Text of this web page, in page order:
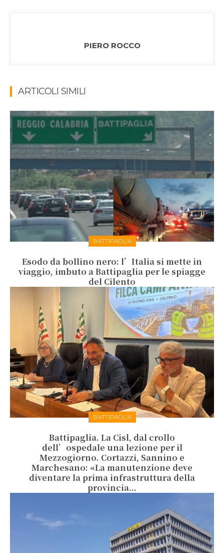
PIERO ROCCO
ARTICOLI SIMILI
BATTIPAGLIA
Esodo da bollino nero: l’Italia si mette in
viaggio, imbuto a Battipaglia per le spiagge
del Cilento
BATTIPAGLIA
Battipaglia. La Cisl, dal crollo
dell’ospedale una lezione per il
Mezzogiorno. Cortazzi, Sannino e
Marchesano: «La manutenzione deve
diventare la prima infrastruttura della
provincia...